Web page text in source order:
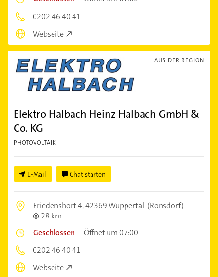
0202 46 40 41
Webseite
AUS DER REGION
Elektro Halbach Heinz Halbach GmbH &
Co. KG
PHOTOVOLTAIK
E-Mail Chat starten
Friedenshort 4,42369 Wuppertal (Ronsdorf)
28 km
Geschlossen –Öffnet um 07:00
0202 46 40 41
Webseite